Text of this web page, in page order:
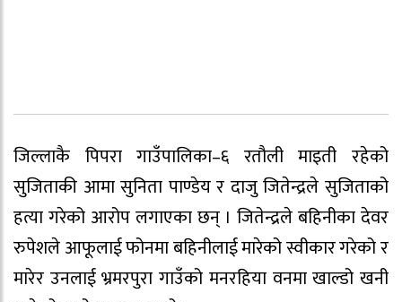
जिल्लाकै पिपरा गाउँपालिका–६ रतौली माइती रहेको
सुजिताकी आमा सुनिता पाण्डेय र दाजु जितेन्द्रले सुजिताको
हत्या गरेको आरोप लगाएका छन् । जितेन्द्रले बहिनीका देवर
रुपेशले आफूलाई फोनमा बहिनीलाई मारेको स्वीकार गरेको र
मारेर उनलाई भ्रमरपुरा गाउँको मनरहिया वनमा खाल्डो खनी